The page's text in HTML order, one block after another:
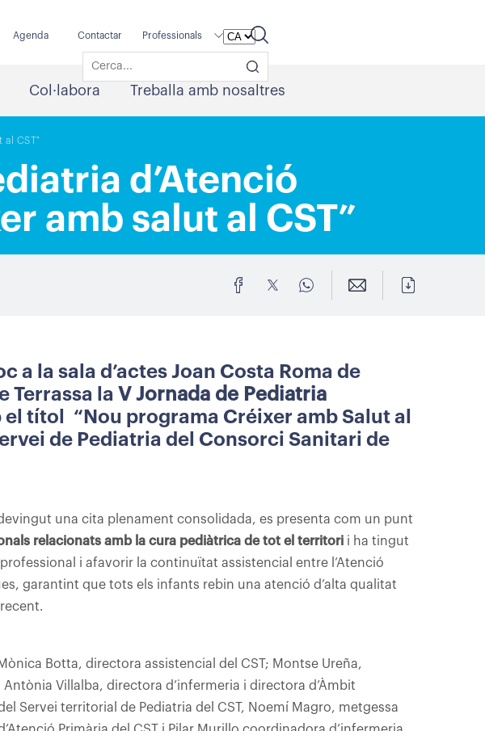
Agenda Contactar Professionals
Col·labora Treballa amb nosaltres
al CST"
d’Atenció
amb salut al CST”
a la sala d’actes Joan Costa Roma de
Terrassa la V Jornada de Pediatria
el títol “Nou programa Créixer amb Salut al
de Pediatria del Consorci Sanitari de
una cita plenament consolidada, es presenta com un punt
relacionats amb la cura pediàtrica de tot el territori i ha tingut
i afavorir la continuïtat assistencial entre l’Atenció
garantint que tots els infants rebin una atenció d’alta qualitat
Botta, directora assistencial del CST; Montse Ureña,
Villalba, directora d’infermeria i directora d’Àmbit
Servei territorial de Pediatria del CST, Noemí Magro, metgessa